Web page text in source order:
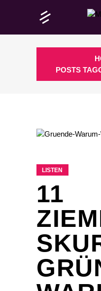
POSTS
LISTEN
11